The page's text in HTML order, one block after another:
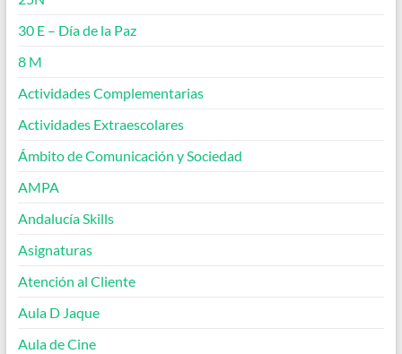
30 E – Día de la Paz
8 M
Actividades Complementarias
Actividades Extraescolares
Ámbito de Comunicación y Sociedad
AMPA
Andalucía Skills
Asignaturas
Atención al Cliente
Aula D Jaque
Aula de Cine